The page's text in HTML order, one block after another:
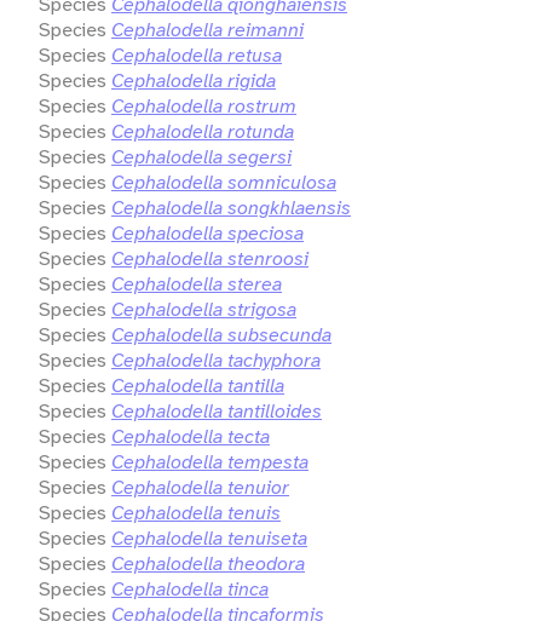
Species Cephalodella reimanni
Species Cephalodella retusa
Species Cephalodella rigida
Species Cephalodella rostrum
Species Cephalodella rotunda
Species Cephalodella segersi
Species Cephalodella somniculosa
Species Cephalodella songkhlaensis
Species Cephalodella speciosa
Species Cephalodella stenroosi
Species Cephalodella sterea
Species Cephalodella strigosa
Species Cephalodella subsecunda
Species Cephalodella tachyphora
Species Cephalodella tantilla
Species Cephalodella tantilloides
Species Cephalodella tecta
Species Cephalodella tempesta
Species Cephalodella tenuior
Species Cephalodella tenuis
Species Cephalodella tenuiseta
Species Cephalodella theodora
Species Cephalodella tinca
Species Cephalodella tincaformis